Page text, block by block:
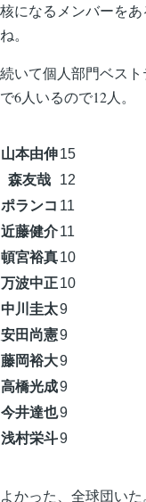
核になるメンバーを
ね。
続いて個人部門ベス
で6人いるので12人。
山本由伸15
森友哉
12
ポランコ 11
近藤健介11
頓宮裕真10
万波中正10
中川圭太9
安田尚憲9
藤岡裕大9
高橋光成9
今井達也9
浅村栄斗9
よかった、全球団いた